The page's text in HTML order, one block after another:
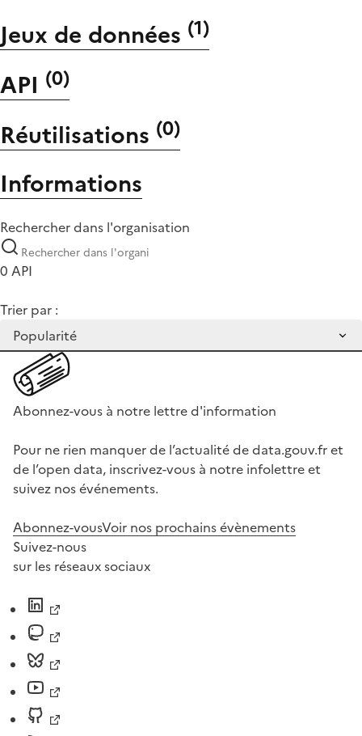
Jeux de données (1)
API (0)
Réutilisations (0)
Informations
Rechercher dans l'organisation
0 API
Trier par :
Abonnez-vous à notre lettre d'information
Pour ne rien manquer de l’actualité de data.gouv.fr et
de l’open data, inscrivez-vous à notre infolettre et
suivez nos événements.
Abonnez-vousVoir nos prochains évènements
Suivez-nous
sur les réseaux sociaux